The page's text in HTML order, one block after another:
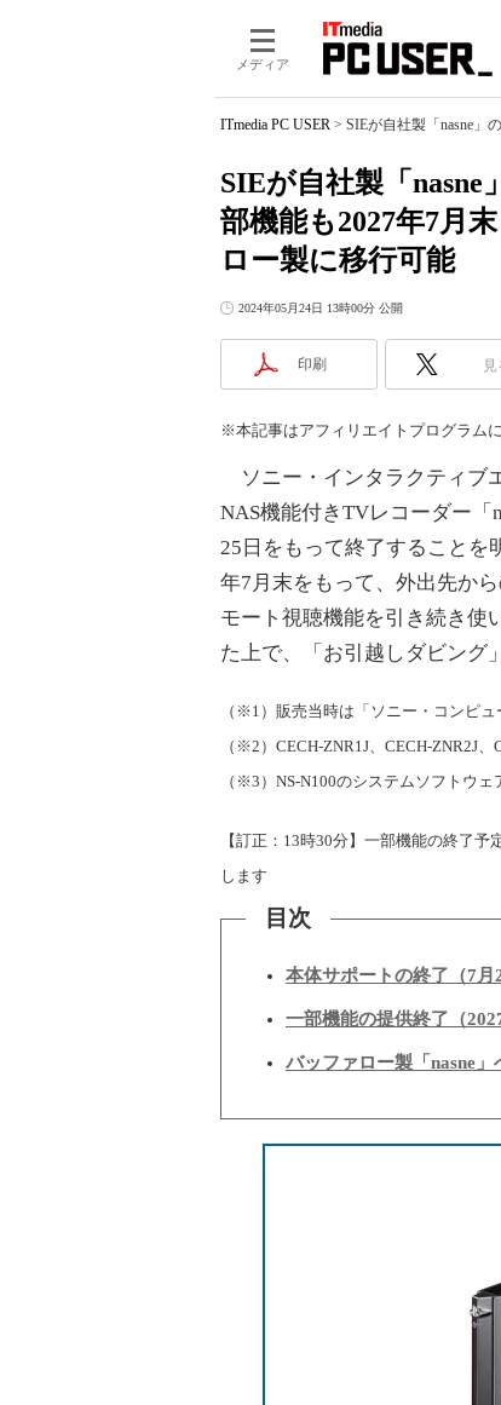
メディア
ITmedia PC USER > SIEが自社製「nasne
SIEが自社製「
部機能も2027年7月
ロー製に移行可能
2024年05月24日 13時00分 公開
印刷 見
※本記事はアフィリエイトプログラム
ソニー・インタラクティブ
NAS機能付きTVレコーダー「
25日をもって終了することを
年7月末をもって、外出先か
モート視聴機能を引き続き使
た上で、「お引越しダビング
（※1）販売当時は「ソニー・コンピュ
（※2）CECH-ZNR1J、CECH-ZNR2J
（※3）NS-N100のシステムソフトウ
【訂正：13時30分】一部機能の終了
します
目次
本体サポートの終了（7月
一部機能の提供終了（
バッファロー製「nasne